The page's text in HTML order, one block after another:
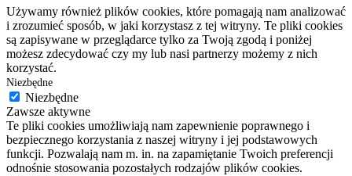
Używamy również plików cookies, które pomagają nam analizować
i zrozumieć sposób, w jaki korzystasz z tej witryny. Te pliki cookies
są zapisywane w przeglądarce tylko za Twoją zgodą i poniżej
możesz zdecydować czy my lub nasi partnerzy możemy z nich
korzystać.
Niezbędne
Niezbędne
Zawsze aktywne
Te pliki cookies umożliwiają nam zapewnienie poprawnego i
bezpiecznego korzystania z naszej witryny i jej podstawowych
funkcji. Pozwalają nam m. in. na zapamiętanie Twoich preferencji
odnośnie stosowania pozostałych rodzajów plików cookies.